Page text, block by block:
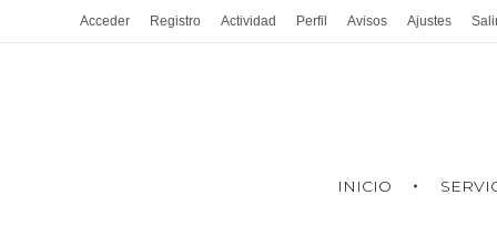
Acceder Registro Actividad Perfil Avisos Ajustes
INICIO